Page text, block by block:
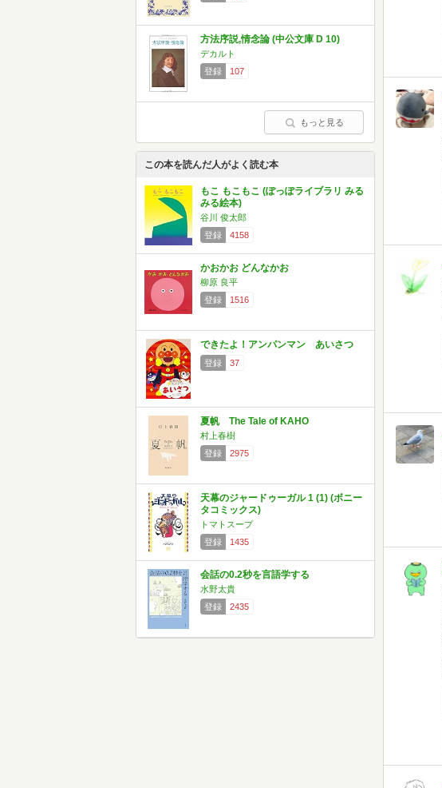
方法序説,情念論 (中公文庫 D 10)
デカルト
登録
107
もっと見る
この本を読んだ人がよく読む本
もこ もこもこ (ぽっぽライブラリ みる
みる絵本)
谷川 俊太郎
登録
4158
かおかお どんなかお
柳原 良平
登録
1516
できたよ！アンパンマン あいさつ
登録 37
夏帆 The Tale of KAHO
村上春樹
登録
2975
天幕のジャードゥーガル 1 (1) (ボニー
タコミックス)
トマトスープ
登録
1435
会話の0.2秒を言語学する
水野太貴
登録
2435